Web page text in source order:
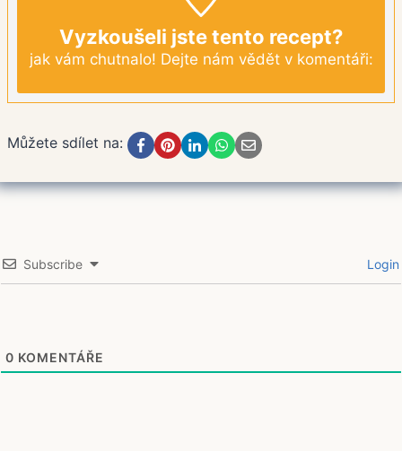
Vyzkoušeli jste tento recept?
jak vám chutnalo! Dejte nám vědět v komentáři:
Můžete sdílet na:
Subscribe Login
0 KOMENTÁŘE